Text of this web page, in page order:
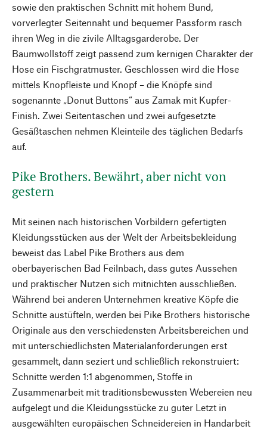
sowie den praktischen Schnitt mit hohem Bund,
vorverlegter Seitennaht und bequemer Passform rasch
ihren Weg in die zivile Alltagsgarderobe. Der
Baumwollstoff zeigt passend zum kernigen Charakter der
Hose ein Fischgratmuster. Geschlossen wird die Hose
mittels Knopfleiste und Knopf – die Knöpfe sind
sogenannte „Donut Buttons“ aus Zamak mit Kupfer-
Finish. Zwei Seitentaschen und zwei aufgesetzte
Gesäßtaschen nehmen Kleinteile des täglichen Bedarfs
auf.
Pike Brothers. Bewährt, aber nicht von
gestern
Mit seinen nach historischen Vorbildern gefertigten
Kleidungsstücken aus der Welt der Arbeitsbekleidung
beweist das Label Pike Brothers aus dem
oberbayerischen Bad Feilnbach, dass gutes Aussehen
und praktischer Nutzen sich mitnichten ausschließen.
Während bei anderen Unternehmen kreative Köpfe die
Schnitte austüfteln, werden bei Pike Brothers historische
Originale aus den verschiedensten Arbeitsbereichen und
mit unterschiedlichsten Materialanforderungen erst
gesammelt, dann seziert und schließlich rekonstruiert:
Schnitte werden 1:1 abgenommen, Stoffe in
Zusammenarbeit mit traditionsbewussten Webereien neu
aufgelegt und die Kleidungsstücke zu guter Letzt in
ausgewählten europäischen Schneidereien in Handarbeit